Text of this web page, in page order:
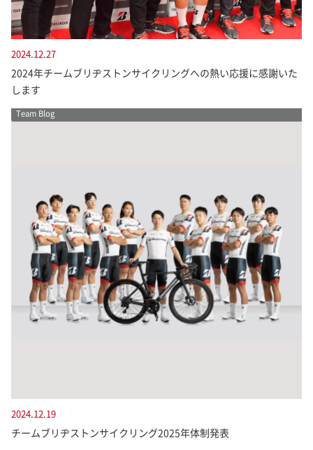
2024.12.27
2024年チームブリヂストンサイクリングへの熱い応援に感謝いた
します
Team Blog
2024.12.19
チームブリヂストンサイクリング2025年体制発表